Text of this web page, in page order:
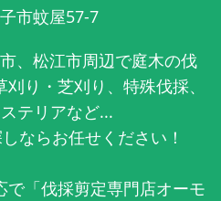
市蚊屋57-7
、松江市周辺で庭木の伐
り・芝刈り、特殊伐採、
テリアなど...
ならお任せください！
「伐採剪定専門店オーモ